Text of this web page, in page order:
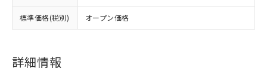
標準価格(税別) オープン価格
詳細情報